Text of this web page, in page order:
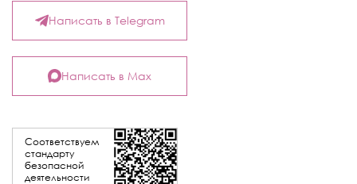
Соответствуем
стандарту
безопасной
деятельности
Написать в Telegram
Написать в Max